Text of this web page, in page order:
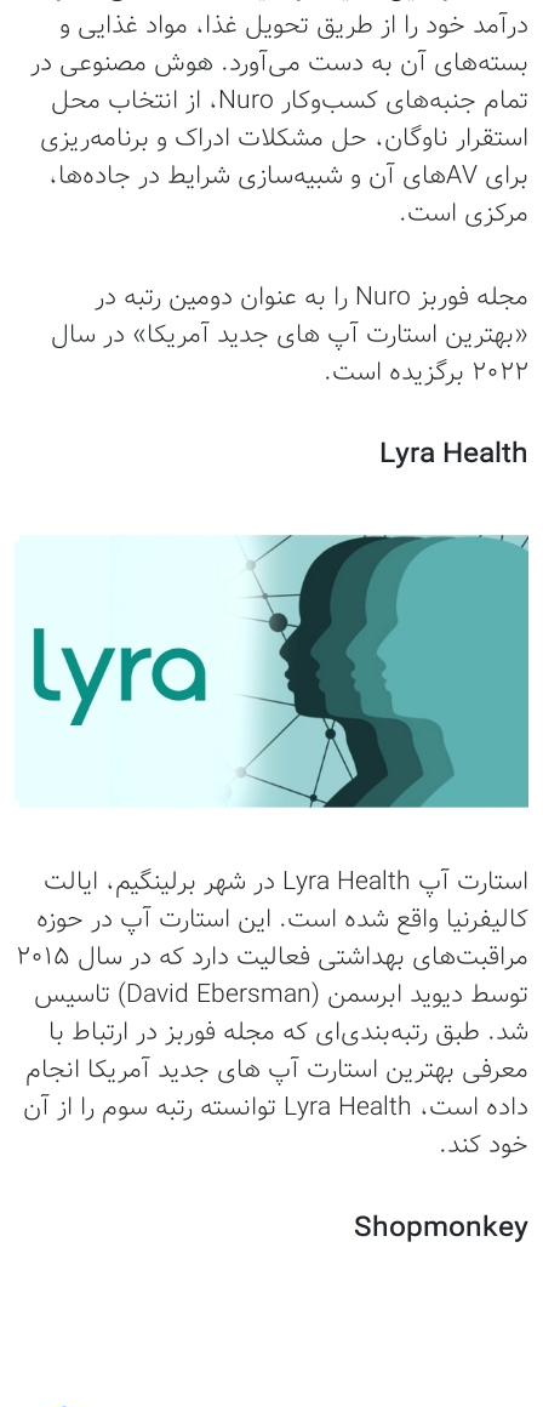
درآمد خود را از طریق تحویل غذا، مواد غذایی و
بسته‌های آن به دست می‌آورد. هوش مصنوعی در
تمام جنبه‌های کسب‌وکار Nuro، از انتخاب محل
استقرار ناوگان، حل مشکلات ادراک و برنامه‌ریزی
برای AVهای آن و شبیه‌سازی شرایط در جاده‌ها،
مرکزی است.
مجله فوربز Nuro را به عنوان دومین رتبه در
«بهترین استارت آپ های جدید آمریکا» در سال
۲۰۲۲ برگزیده است.
Lyra Health
استارت آپ Lyra Health در شهر برلینگیم، ایالت
کالیفرنیا واقع شده است. این استارت آپ در حوزه
مراقبت‌های بهداشتی فعالیت دارد که در سال ۲۰۱۵
توسط دیوید ابرسمن (David Ebersman) تاسیس
شد. طبق رتبه‌بندی‌ای که مجله فوربز در ارتباط با
معرفی بهترین استارت آپ های جدید آمریکا انجام
داده است، Lyra Health توانسته رتبه سوم را از آن
خود کند.
Shopmonkey